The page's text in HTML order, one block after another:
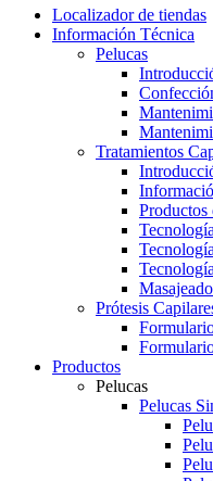
Localizador de tiendas
Información Técnica
Pelucas
Tratamientos
Productos
Prótesis
Productos
Pelucas
Pelucas